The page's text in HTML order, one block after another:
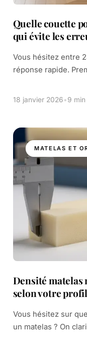
Quelle couette
qui évite les
Vous hésitez entre
réponse rapide.
aussi du […]
18 janvier 2026•9
MATELAS ET
Densité matelas
selon votre profil
Vous hésitez sur
un matelas ? On